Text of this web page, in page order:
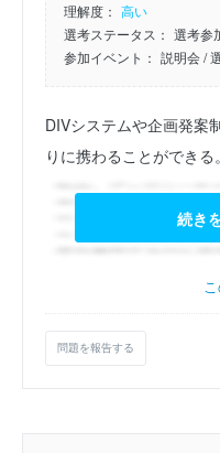
理解度： 高い
選考ステータス： 選考参
参加イベント： 説明会/
DIVシステムや企画発案
りに携わることができる。
続き
問題を報告する